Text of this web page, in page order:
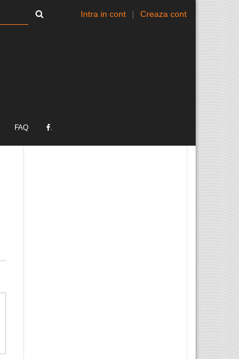
Intra in cont | Creaza cont
FAQ .